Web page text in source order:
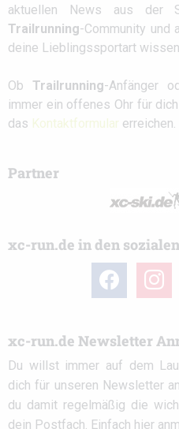
aktuellen News aus der
Trailrunning-Community und
deine Lieblingssportart
Ob Trailrunning-Anfänger
immer ein offenes Ohr für
das Kontaktformular erreichen.
Partner
xc-run.de in den
facebook
xc-run.de Newsletter
Du willst immer auf dem
dich für unseren Newsletter
du damit regelmäßig die
dein Postfach. Einfach hier